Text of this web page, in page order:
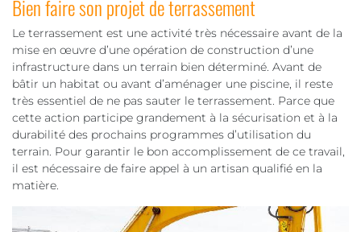
Bien faire son projet de terrassement
Le terrassement est une activité très nécessaire avant de la
mise en œuvre d’une opération de construction d’une
infrastructure dans un terrain bien déterminé. Avant de
bâtir un habitat ou avant d’aménager une piscine, il reste
très essentiel de ne pas sauter le terrassement. Parce que
cette action participe grandement à la sécurisation et à la
durabilité des prochains programmes d’utilisation du
terrain. Pour garantir le bon accomplissement de ce travail,
il est nécessaire de faire appel à un artisan qualifié en la
matière.